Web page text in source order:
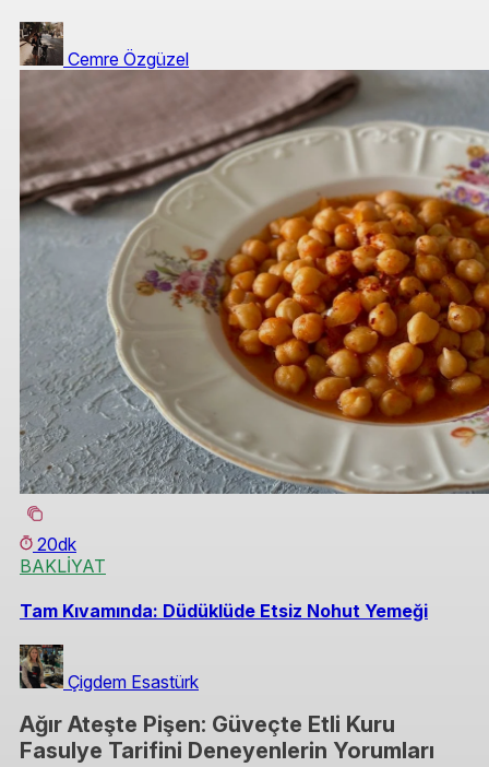
Cemre Özgüzel
20dk
BAKLİYAT
Tam Kıvamında: Düdüklüde Etsiz Nohut Yemeği
Çigdem Esastürk
Ağır Ateşte Pişen: Güveçte Etli Kuru
Fasulye Tarifini Deneyenlerin Yorumları